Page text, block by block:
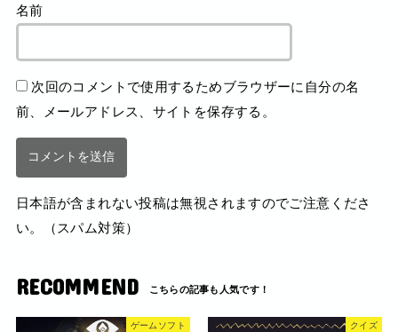
名前
次回のコメントで使用するためブラウザーに自分の名
前、メールアドレス、サイトを保存する。
日本語が含まれない投稿は無視されますのでご注意くださ
い。（スパム対策）
RECOMMEND
ゲームソフト クイズ